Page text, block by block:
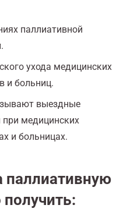
паллиативной
ухода медицинских
и больниц.
выездные
медицинских
и больницах.
паллиативную